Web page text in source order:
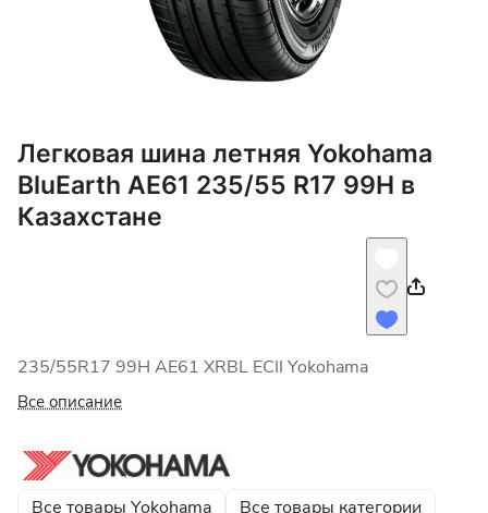
Легковая шина летняя Yokohama
BluEarth AE61 235/55 R17 99H в
Казахстане
235/55R17 99H AE61 XRBL ECII Yokohama
Все описание
Все товары Yokohama Все товары категории